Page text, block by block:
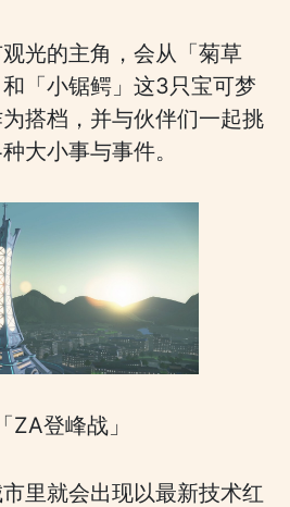
光的主角，会从「菊草
「小锯鳄」这3只宝可梦
搭档，并与伙伴们一起挑
大小事与事件。
ZA登峰战」
里就会出现以最新技术红